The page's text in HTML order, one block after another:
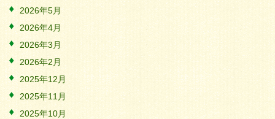
2026年5月
2026年4月
2026年3月
2026年2月
2025年12月
2025年11月
2025年10月